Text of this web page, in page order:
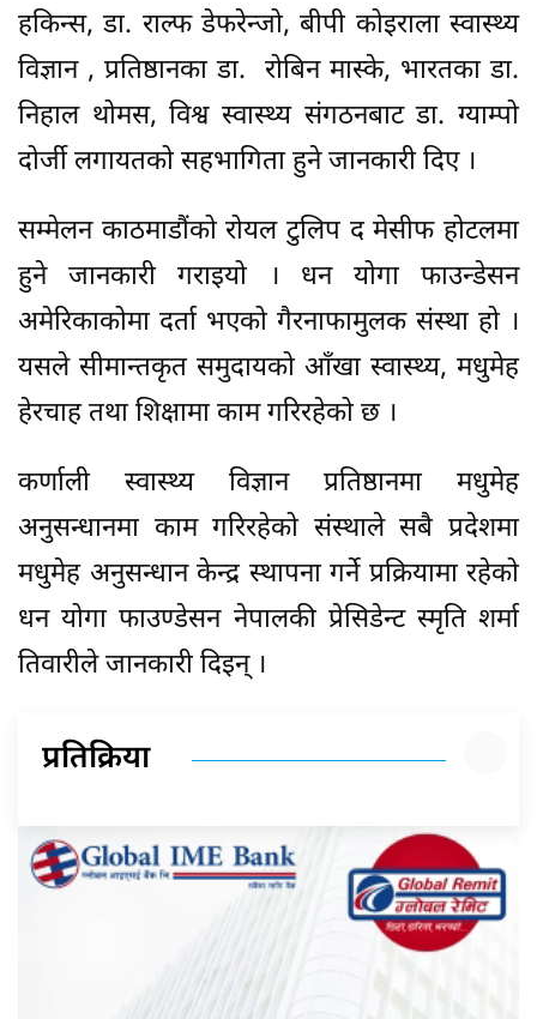
हकिन्स, डा. राल्फ डेफरेन्जो, बीपी कोइराला स्वास्थ्य
विज्ञान , प्रतिष्ठानका डा. रोबिन मास्के, भारतका डा.
निहाल थोमस, विश्व स्वास्थ्य संगठनबाट डा. ग्याम्पो
दोर्जी लगायतको सहभागिता हुने जानकारी दिए ।
सम्मेलन काठमाडौंको रोयल टुलिप द मेसीफ होटलमा
हुने जानकारी गराइयो । धन योगा फाउन्डेसन
अमेरिकाकोमा दर्ता भएको गैरनाफामुलक संस्था हो ।
यसले सीमान्तकृत समुदायको आँखा स्वास्थ्य, मधुमेह
हेरचाह तथा शिक्षामा काम गरिरहेको छ ।
कर्णाली स्वास्थ्य विज्ञान प्रतिष्ठानमा मधुमेह
अनुसन्धानमा काम गरिरहेको संस्थाले सबै प्रदेशमा
मधुमेह अनुसन्धान केन्द्र स्थापना गर्ने प्रक्रियामा रहेको
धन योगा फाउण्डेसन नेपालकी प्रेसिडेन्ट स्मृति शर्मा
तिवारीले जानकारी दिइन् ।
प्रतिक्रिया